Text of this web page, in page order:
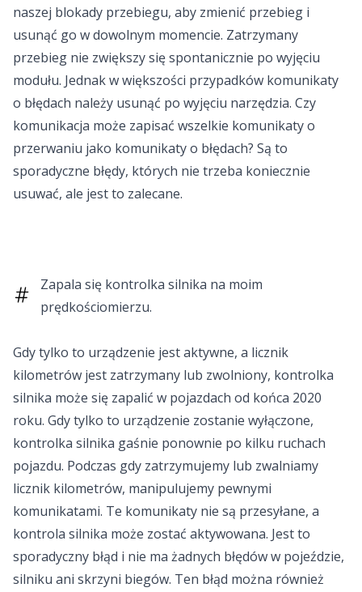
naszej blokady przebiegu, aby zmienić przebieg i
usunąć go w dowolnym momencie. Zatrzymany
przebieg nie zwiększy się spontanicznie po wyjęciu
modułu. Jednak w większości przypadków komunikaty
o błędach należy usunąć po wyjęciu narzędzia. Czy
komunikacja może zapisać wszelkie komunikaty o
przerwaniu jako komunikaty o błędach? Są to
sporadyczne błędy, których nie trzeba koniecznie
usuwać, ale jest to zalecane.
Zapala się kontrolka silnika na moim
prędkościomierzu.
Gdy tylko to urządzenie jest aktywne, a licznik
kilometrów jest zatrzymany lub zwolniony, kontrolka
silnika może się zapalić w pojazdach od końca 2020
roku. Gdy tylko to urządzenie zostanie wyłączone,
kontrolka silnika gaśnie ponownie po kilku ruchach
pojazdu. Podczas gdy zatrzymujemy lub zwalniamy
licznik kilometrów, manipulujemy pewnymi
komunikatami. Te komunikaty nie są przesyłane, a
kontrola silnika może zostać aktywowana. Jest to
sporadyczny błąd i nie ma żadnych błędów w pojeździe,
silniku ani skrzyni biegów. Ten błąd można również